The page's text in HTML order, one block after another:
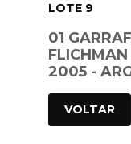
LOTE 9
01
2005 -
VOLTAR